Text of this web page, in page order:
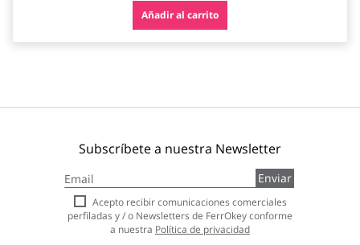
Añadir al carrito
Subscríbete a nuestra Newsletter
a
nuestro
boletín
de
Enviar
Acepto recibir comunicaciones comerciales
perfiladas y / o Newsletters de FerrOkey conforme
a nuestra Política de privacidad